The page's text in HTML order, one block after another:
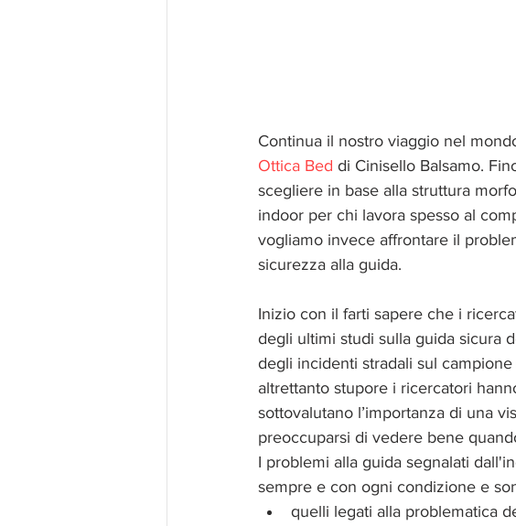
Continua il nostro viaggio nel
Ottica Bed di Cinisello Balsamo.
scegliere in base alla struttura
indoor per chi lavora spesso al
vogliamo invece affrontare il
sicurezza alla guida.
Inizio con il farti sapere che i
degli ultimi studi sulla guida sicura
degli incidenti stradali sul
altrettanto stupore i ricercatori
sottovalutano l’importanza di una
preoccuparsi di vedere bene
I problemi alla guida segnalati
sempre e con ogni condizione e
quelli legati alla problematica